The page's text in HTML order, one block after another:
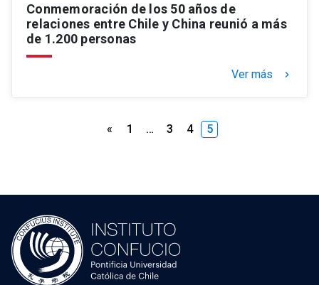
Conmemoración de los 50 años de
relaciones entre Chile y China reunió a más
de 1.200 personas
Ver más keyboard_arrow_right
Paginación
« 1 … 3 4 5